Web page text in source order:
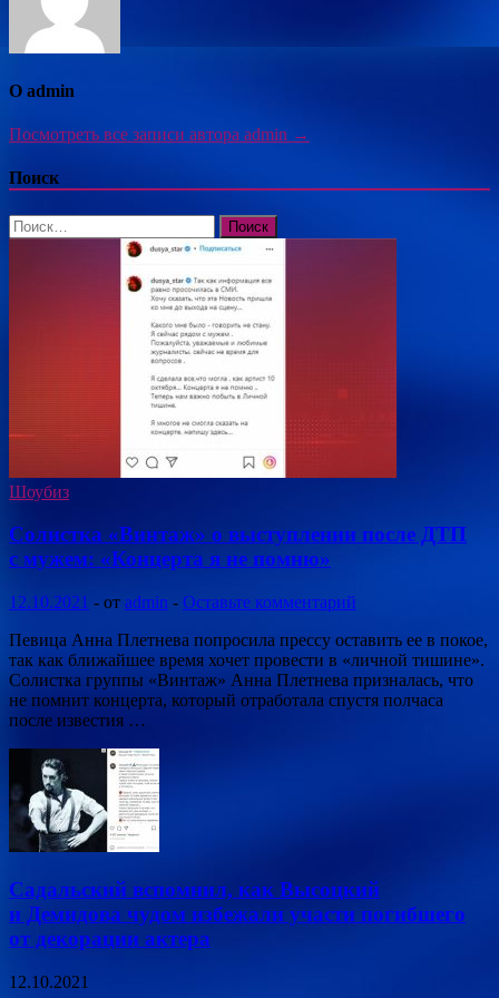
О admin
Посмотреть все записи автора admin →
Поиск
Найти:
Шоубиз
Солистка «Винтаж» о выступлении после ДТП
с мужем: «Концерта я не помню»
12.10.2021 - от admin - Оставьте комментарий
Певица Анна Плетнева попросила прессу оставить ее в покое,
так как ближайшее время хочет провести в «личной тишине».
Солистка группы «Винтаж» Анна Плетнева призналась, что
не помнит концерта, который отработала спустя полчаса
после известия …
Садальский вспомнил, как Высоцкий
и Демидова чудом избежали участи погибшего
от декорации актера
12.10.2021